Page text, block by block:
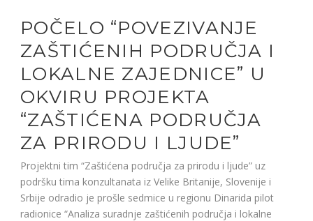
POČELO “POVEZIVANJE
ZAŠTIĆENIH PODRUČJA I
LOKALNE ZAJEDNICE” U
OKVIRU PROJEKTA
“ZAŠTIĆENA PODRUČJA
ZA PRIRODU I LJUDE”
Projektni tim “Zaštićena područja za prirodu i ljude” uz
podršku tima konzultanata iz Velike Britanije, Slovenije i
Srbije odradio je prošle sedmice u regionu Dinarida pilot
radionice “Analiza suradnje zaštićenih područja i lokalne